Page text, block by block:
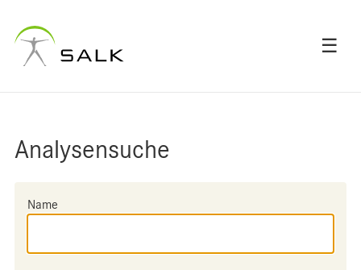
☰
Analysensuche
Name